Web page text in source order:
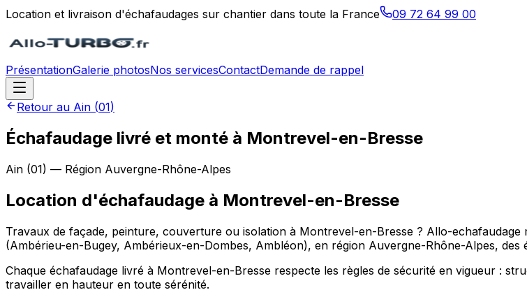
Location et livraison d'échafaudages sur chantier dans toute la France 09 72 64 99 00
PrésentationGalerie photosNos servicesContactDemande de rappel
Retour au Ain (01)
Échafaudage livré et monté à Montrevel-en-Bresse
Ain (01) — Région Auvergne-Rhône-Alpes
Location d'échafaudage à Montrevel-en-Bresse
Travaux de façade, peinture, couverture ou isolation à Montrevel-en-Bresse ? Allo-
(Ambérieu-en-Bugey, Ambérieux-en-Dombes, Ambléon), en région Auvergne-Rhône-Alpes,
Chaque échafaudage livré à Montrevel-en-Bresse respecte les règles de sécurité en vigueur :
travailler en hauteur en toute sérénité.